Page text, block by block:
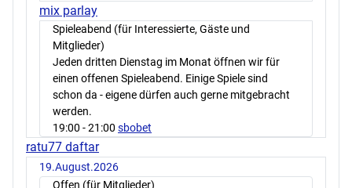
mix parlay
Spieleabend (für Interessierte, Gäste und
Mitglieder)
Jeden dritten Dienstag im Monat öffnen wir für
einen offenen Spieleabend. Einige Spiele sind
schon da - eigene dürfen auch gerne mitgebracht
werden.
19:00 - 21:00 sbobet
ratu77 daftar
19.August.2026
Offen (für Mitglieder)